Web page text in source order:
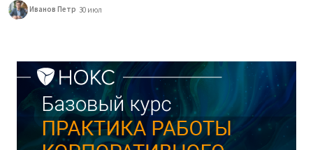
Иванов Петр 30 июл